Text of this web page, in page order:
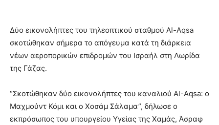
Δύο εικονολήπτες του τηλεοπτικού σταθμού Al-Aqsa
σκοτώθηκαν σήμερα το απόγευμα κατά τη διάρκεια
νέων αεροπορικών επιδρομών του Ισραήλ στη Λωρίδα
της Γάζας.
“Σκοτώθηκαν δύο εικονολήπτες του καναλιού Al-Aqsa: ο
Μαχμούντ Κόμι και ο Χοσάμ Σάλαμα”, δήλωσε ο
εκπρόσωπος του υπουργείου Υγείας της Χαμάς, Άσραφ